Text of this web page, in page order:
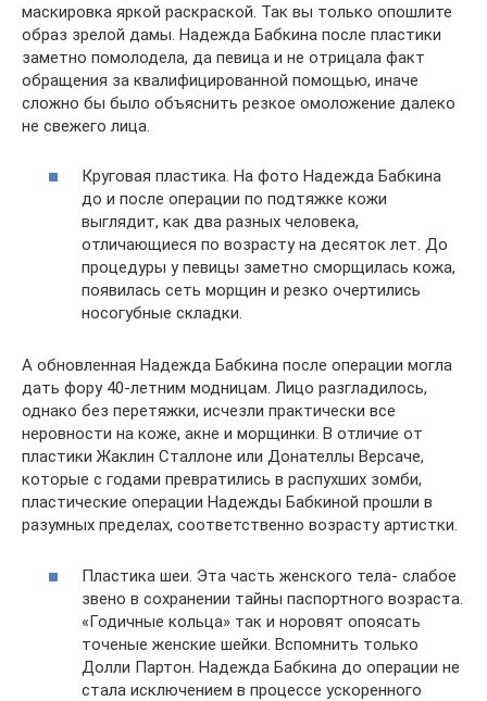
маскировка яркой раскраской. Так вы только опошлите
образ зрелой дамы. Надежда Бабкина после пластики
заметно помолодела, да певица и не отрицала факт
обращения за квалифицированной помощью, иначе
сложно бы было объяснить резкое омоложение далеко
не свежего лица.
Круговая пластика. На фото Надежда Бабкина
до и после операции по подтяжке кожи
выглядит, как два разных человека,
отличающиеся по возрасту на десяток лет. До
процедуры у певицы заметно сморщилась кожа,
появилась сеть морщин и резко очертились
носогубные складки.
А обновленная Надежда Бабкина после операции могла
дать фору 40-летним модницам. Лицо разгладилось,
однако без перетяжки, исчезли практически все
неровности на коже, акне и морщинки. В отличие от
пластики Жаклин Сталлоне или Донателлы Версаче,
которые с годами превратились в распухших зомби,
пластические операции Надежды Бабкиной прошли в
разумных пределах, соответственно возрасту артистки.
Пластика шеи. Эта часть женского тела- слабое
звено в сохранении тайны паспортного возраста.
«Годичные кольца» так и норовят опоясать
точеные женские шейки. Вспомнить только
Долли Партон. Надежда Бабкина до операции не
стала исключением в процессе ускоренного